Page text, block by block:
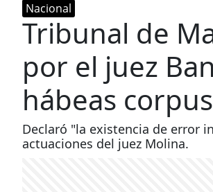
Nacional
Tribunal de
por el juez
hábeas
Declaró "la existencia de error
actuaciones del juez Molina.